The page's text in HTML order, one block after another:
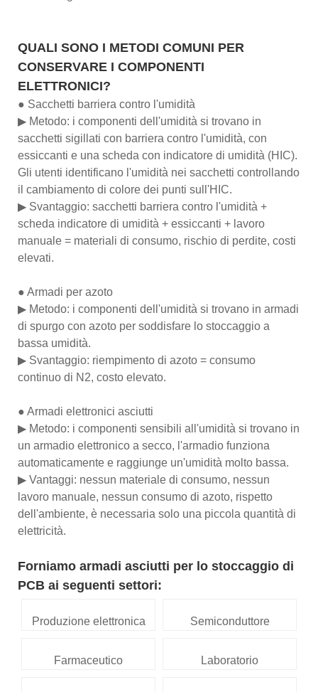
QUALI SONO I METODI COMUNI PER
CONSERVARE I COMPONENTI
ELETTRONICI?
● Sacchetti barriera contro l'umidità
▶ Metodo: i componenti dell'umidità si trovano in
sacchetti sigillati con barriera contro l'umidità, con
essiccanti e una scheda con indicatore di umidità (HIC).
Gli utenti identificano l'umidità nei sacchetti controllando
il cambiamento di colore dei punti sull'HIC.
▶ Svantaggio: sacchetti barriera contro l'umidità +
scheda indicatore di umidità + essiccanti + lavoro
manuale = materiali di consumo, rischio di perdite, costi
elevati.
● Armadi per azoto
▶ Metodo: i componenti dell'umidità si trovano in armadi
di spurgo con azoto per soddisfare lo stoccaggio a
bassa umidità.
▶ Svantaggio: riempimento di azoto = consumo
continuo di N2, costo elevato.
● Armadi elettronici asciutti
▶ Metodo: i componenti sensibili all'umidità si trovano in
un armadio elettronico a secco, l'armadio funziona
automaticamente e raggiunge un'umidità molto bassa.
▶ Vantaggi: nessun materiale di consumo, nessun
lavoro manuale, nessun consumo di azoto, rispetto
dell'ambiente, è necessaria solo una piccola quantità di
elettricità.
Forniamo armadi asciutti per lo stoccaggio di
PCB ai seguenti settori:
Produzione elettronica Semiconduttore
Farmaceutico Laboratorio